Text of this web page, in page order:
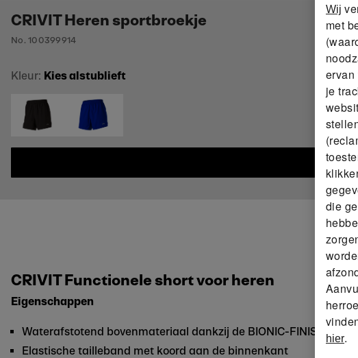
CRIVIT Heren sportbroekje
No. 100399914
Kleur: Kies alstublieft
CRIVIT Functionele short voor heren
Eigenschappen
Waterafstotend bovenmateriaal dankzij de BIONIC-FINISH®
Elastische tailleband met koord aan de binnenkant
Wij
met
ervan
je
die
hier.